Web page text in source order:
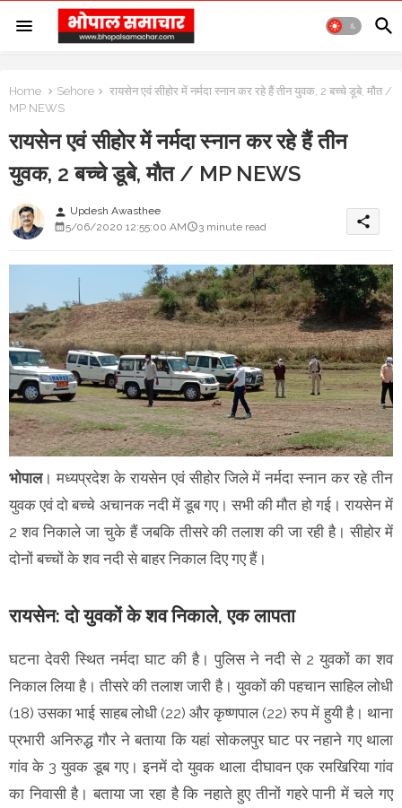
Home Sehore
रायसेन एवं सीहोर में नर्मदा स्नान कर रहे हैं तीन युवक, 2 बच्चे डूबे, मौत /
MP NEWS
रायसेन एवं सीहोर में नर्मदा स्नान कर रहे हैं तीन
युवक, 2 बच्चे डूबे, मौत / MP NEWS
person Updesh Awasthee
5/06/2020 12:55:00 AM
3 minute read share
भोपाल। मध्यप्रदेश के रायसेन एवं सीहोर जिले में नर्मदा स्नान कर रहे तीन
युवक एवं दो बच्चे अचानक नदी में डूब गए। सभी की मौत हो गई। रायसेन में
2 शव निकाले जा चुके हैं जबकि तीसरे की तलाश की जा रही है। सीहोर में
दोनों बच्चों के शव नदी से बाहर निकाल दिए गए हैं।
रायसेन: दो युवकों के शव निकाले, एक लापता
घटना देवरी स्थित नर्मदा घाट की है। पुलिस ने नदी से 2 युवकों का शव
निकाल लिया है। तीसरे की तलाश जारी है। युवकों की पहचान साहिल लोधी
(18) उसका भाई साहब लोधी (22) और कृष्णपाल (22) रुप में हुयी है। थाना
प्रभारी अनिरुद्ध गौर ने बताया कि यहां सोकलपुर घाट पर नहाने गए थाला
गांव के 3 युवक डूब गए। इनमें दो युवक थाला दीघावन एक रमखिरिया गांव
का निवासी है। बताया जा रहा है कि नहाते हुए तीनों गहरे पानी में चले गए